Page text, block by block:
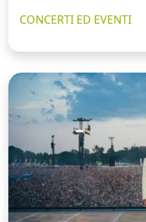
CONCERTI ED EVENTI